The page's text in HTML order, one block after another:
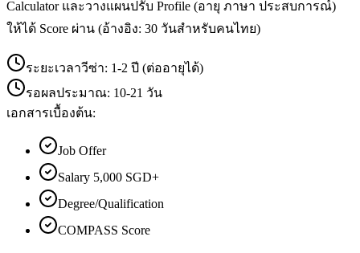
Calculator และวางแผนปรับ Profile (อายุ ภาษา ประสบการณ์)
ให้ได้ Score ผ่าน (อ้างอิง: 30 วันสำหรับคนไทย)
ระยะเวลาวีซ่า: 1-2 ปี (ต่ออายุได้)
รอผลประมาณ: 10-21 วัน
เอกสารเบื้องต้น:
Job Offer
Salary 5,000 SGD+
Degree/Qualification
COMPASS Score